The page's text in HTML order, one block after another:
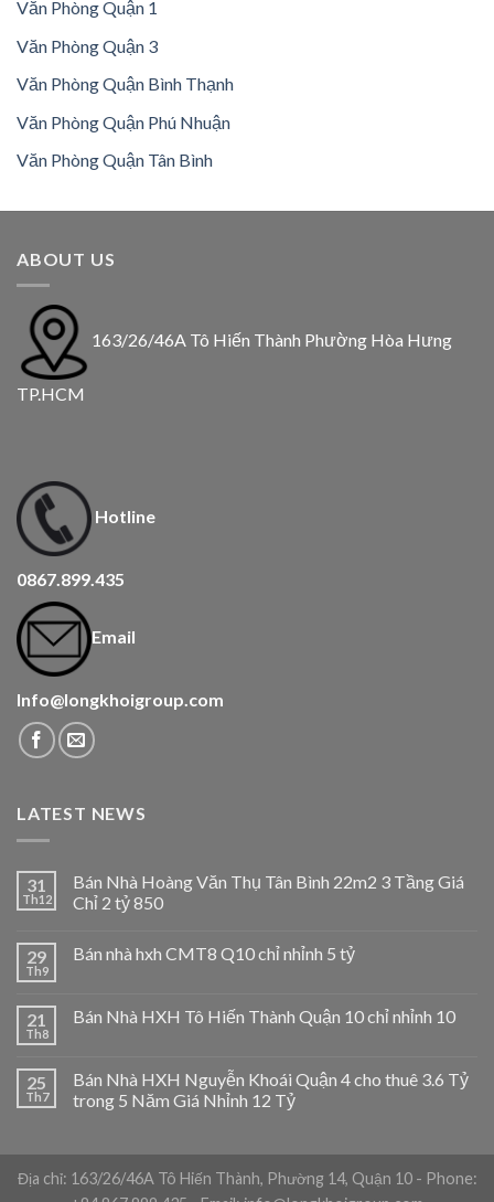
Văn Phòng Quận 1
Văn Phòng Quận 3
Văn Phòng Quận Bình Thạnh
Văn Phòng Quận Phú Nhuận
Văn Phòng Quận Tân Bình
ABOUT US
163/26/46A Tô Hiến Thành Phường Hòa Hưng
TP.HCM
Hotline
0867.899.435
Email
Info@longkhoigroup.com
LATEST NEWS
31
Th12
Bán Nhà Hoàng Văn Thụ Tân Bình 22m2 3 Tầng Giá
Chỉ 2 tỷ 850
29
Th9
Bán nhà hxh CMT8 Q10 chỉ nhỉnh 5 tỷ
21
Th8
Bán Nhà HXH Tô Hiến Thành Quận 10 chỉ nhỉnh 10
25
Th7
Bán Nhà HXH Nguyễn Khoái Quận 4 cho thuê 3.6 Tỷ
trong 5 Năm Giá Nhỉnh 12 Tỷ
Địa chỉ: 163/26/46A Tô Hiến Thành, Phường 14, Quận 10 - Phone: